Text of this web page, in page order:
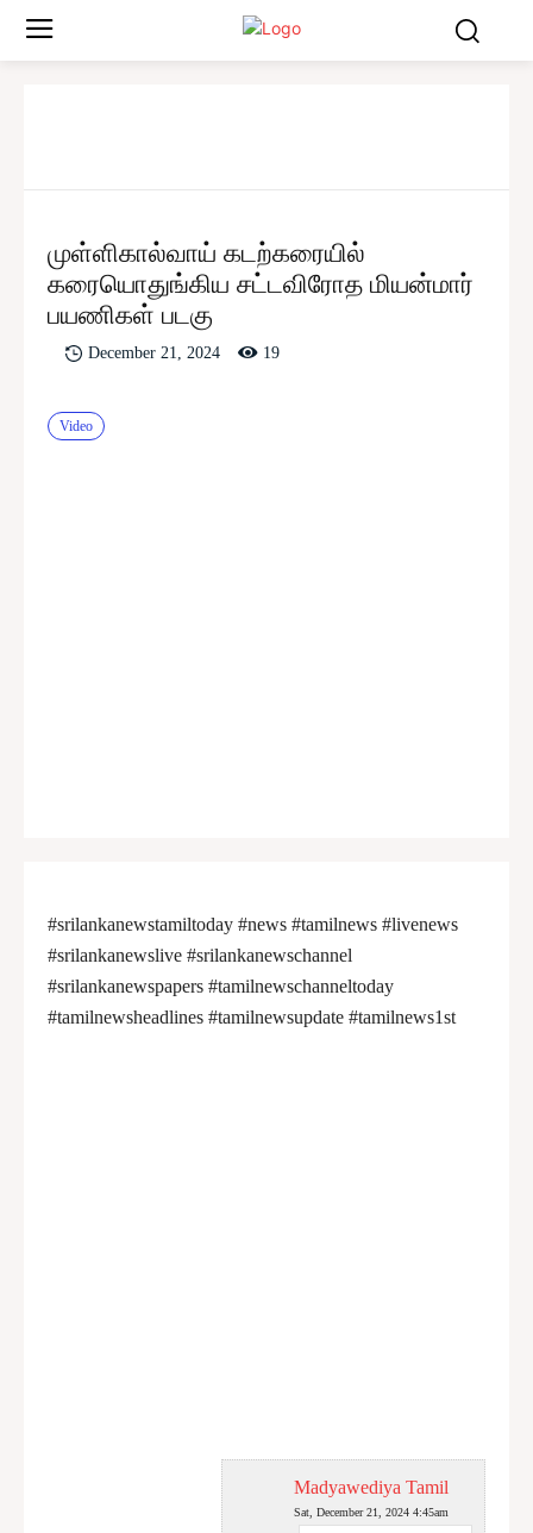
முள்ளிகால்வாய் கடற்கரையில்
கரையொதுங்கிய சட்டவிரோத மியன்மார்
பயணிகள் படகு
December 21, 2024 19
Video
#srilankanewstamiltoday #news #tamilnews #livenews
#srilankanewslive #srilankanewschannel
#srilankanewspapers #tamilnewschanneltoday
#tamilnewsheadlines #tamilnewsupdate #tamilnews1st
Madyawediya Tamil
Sat, December 21, 2024 4:45am